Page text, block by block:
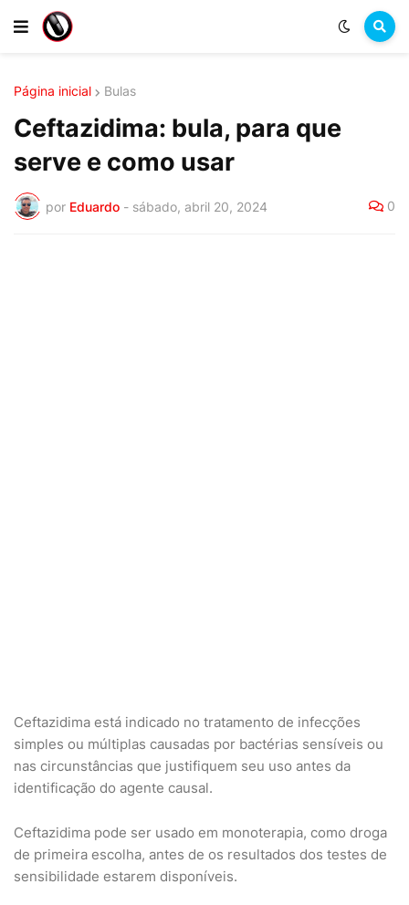
Página inicial Bulas
Ceftazidima: bula, para que
serve e como usar
por Eduardo - sábado, abril 20, 2024 0
Ceftazidima está indicado no tratamento de infecções
simples ou múltiplas causadas por bactérias sensíveis ou
nas circunstâncias que justifiquem seu uso antes da
identificação do agente causal.
Ceftazidima pode ser usado em monoterapia, como droga
de primeira escolha, antes de os resultados dos testes de
sensibilidade estarem disponíveis.